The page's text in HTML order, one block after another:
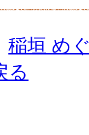
稲垣 め
る